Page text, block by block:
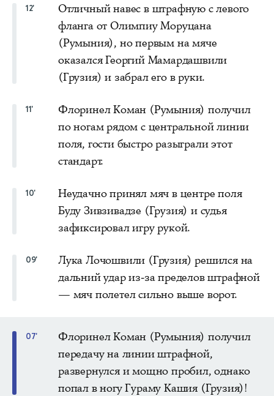
12'
Отличный навес в штрафную с левого
фланга от Олимпиу Моруцана
(Румыния), но первым на мяче
оказался Георгий Мамардашвили
(Грузия) и забрал его в руки.
11'
Флоринел Коман (Румыния) получил
по ногам рядом с центральной линии
поля, гости быстро разыграли этот
стандарт.
10'
Неудачно принял мяч в центре поля
Буду Зивзивадзе (Грузия) и судья
зафиксировал игру рукой.
09'
Лука Лочошвили (Грузия) решился на
дальний удар из-за пределов штрафной
— мяч полетел сильно выше ворот.
07'
Флоринел Коман (Румыния) получил
передачу на линии штрафной,
развернулся и мощно пробил, однако
попал в ногу Гураму Кашия (Грузия)!